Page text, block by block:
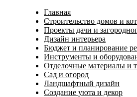
Главная
Строительство домов и
Проекты дачи и
Дизайн интерьера
Бюджет и планирование
Инструменты и
Отделочные материалы и
Сад и огород
Ландшафтный дизайн
Создание уюта и декор